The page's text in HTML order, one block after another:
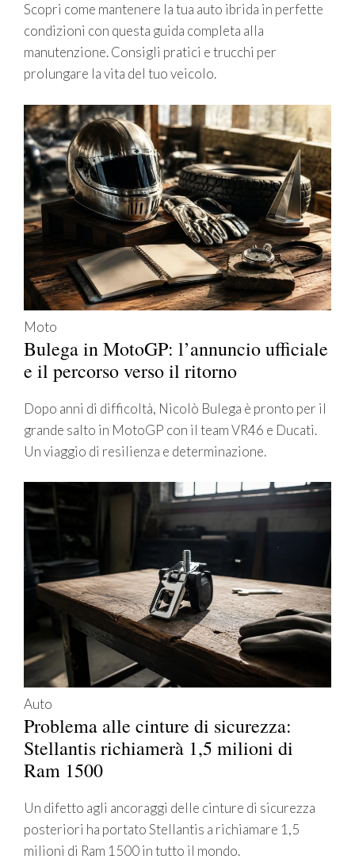
Scopri come mantenere la tua auto ibrida in perfette
condizioni con questa guida completa alla
manutenzione. Consigli pratici e trucchi per
prolungare la vita del tuo veicolo.
Moto
Bulega in MotoGP: l’annuncio ufficiale
e il percorso verso il ritorno
Dopo anni di difficoltà, Nicolò Bulega è pronto per il
grande salto in MotoGP con il team VR46 e Ducati.
Un viaggio di resilienza e determinazione.
Auto
Problema alle cinture di sicurezza:
Stellantis richiamerà 1,5 milioni di
Ram 1500
Un difetto agli ancoraggi delle cinture di sicurezza
posteriori ha portato Stellantis a richiamare 1,5
milioni di Ram 1500 in tutto il mondo.